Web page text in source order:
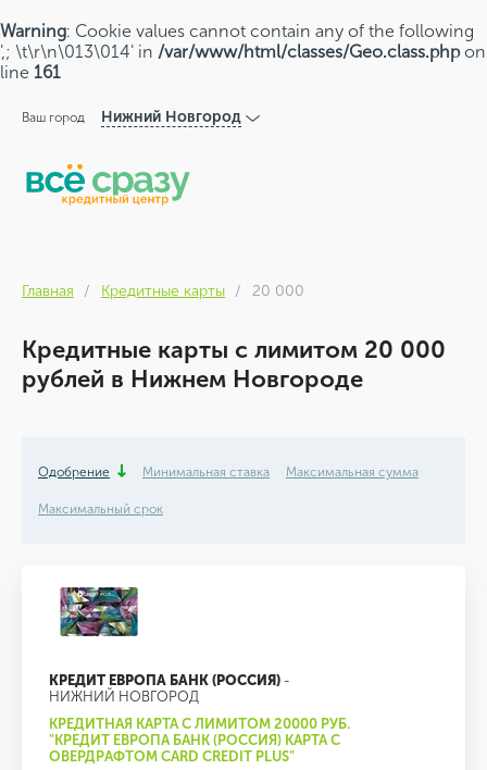
Warning: Cookie values cannot contain any of the following
',; \t\r\n\013\014' in /var/www/html/classes/Geo.class.phpon
line 161
Ваш город Нижний Новгород
Главная Кредитные карты 20 000
Кредитные карты с лимитом 20 000
рублей в Нижнем Новгороде
Одобрение Минимальная ставка Максимальная сумма
Максимальный срок
КРЕДИТ ЕВРОПА БАНК (РОССИЯ) -
НИЖНИЙ НОВГОРОД
КРЕДИТНАЯ КАРТА С ЛИМИТОМ 20000 РУБ.
"КРЕДИТ ЕВРОПА БАНК (РОССИЯ) КАРТА С
ОВЕРДРАФТОМ CARD CREDIT PLUS"